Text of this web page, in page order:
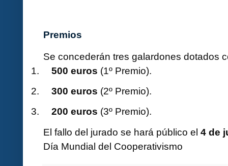
Premios
Se concederán tres galardones dotados
1.
500 euros (1º Premio).
2.
300 euros (2º Premio).
3.
200 euros (3º Premio).
El fallo del jurado se hará público el 4 de
Día Mundial del Cooperativismo